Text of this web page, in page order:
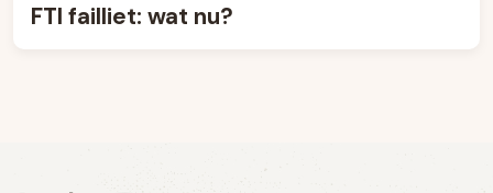
FTI failliet: wat nu?